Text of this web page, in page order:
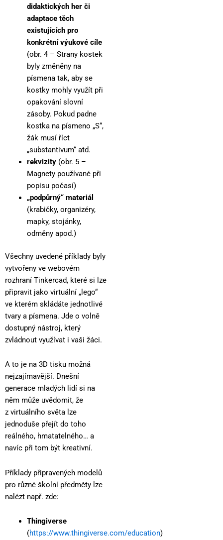
didaktických her či
adaptace těch
existujících pro
konkrétní výukové cíle
(obr. 4 – Strany kostek
byly změněny na
písmena tak, aby se
kostky mohly využít při
opakování slovní
zásoby. Pokud padne
kostka na písmeno „S“,
žák musí říct
„substantivum“ atd.
rekvizity(obr. 5 –
Magnety používané při
popisu počasí)
„podpůrný“ materiál
(krabičky, organizéry,
mapky, stojánky,
odměny apod.)
Všechny uvedené příklady byly
vytvořeny ve webovém
rozhraní Tinkercad, které si lze
připravit jako virtuální „lego“
ve kterém skládáte jednotlivé
tvary a písmena. Jde o volně
dostupný nástroj, který
zvládnout využívat i vaši žáci.
A to je na 3D tisku možná
nejzajímavější. Dnešní
generace mladých lidí si na
něm může uvědomit, že
z virtuálního světa lze
jednoduše přejít do toho
reálného, hmatatelného… a
navíc při tom být kreativní.
Příklady připravených modelů
pro různé školní předměty lze
nalézt např. zde:
Thingiverse
(https://www.thingiverse.com/education)